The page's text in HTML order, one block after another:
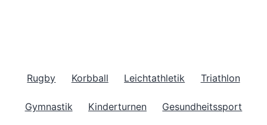
Rugby Korbball Leichtathletik Triathlon
Gymnastik Kinderturnen Gesundheitssport